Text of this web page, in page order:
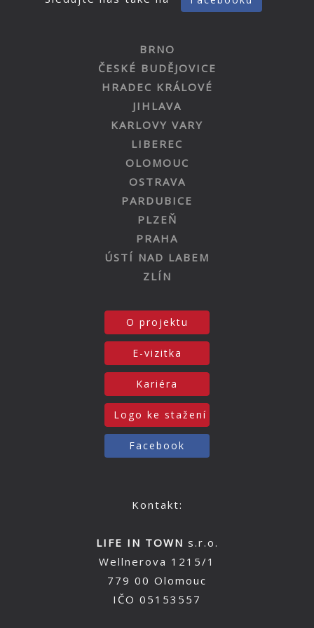
BRNO
ČESKÉ BUDĚJOVICE
HRADEC KRÁLOVÉ
JIHLAVA
KARLOVY VARY
LIBEREC
OLOMOUC
OSTRAVA
PARDUBICE
PLZEŇ
PRAHA
ÚSTÍ NAD LABEM
ZLÍN
O projektu
E-vizitka
Kariéra
Logo ke stažení
Facebook
Kontakt:
LIFE IN TOWN s.r.o.
Wellnerova 1215/1
779 00 Olomouc
IČO 05153557